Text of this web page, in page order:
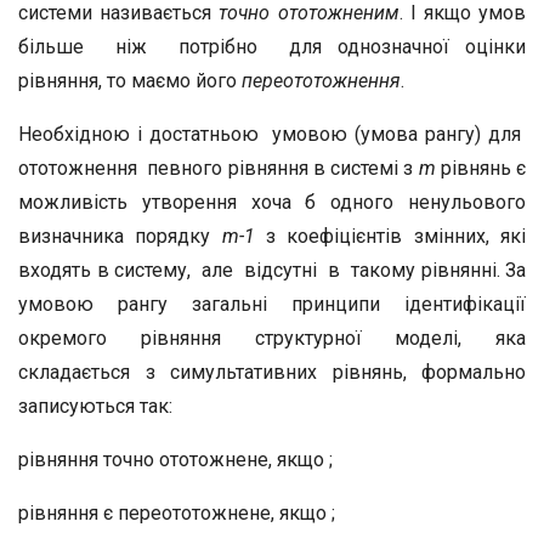
системи називаєтьсяточно ототожненим. І якщо умов
більше ніж потрібно для однозначної оцінки
рівняння, то маємо його переототожнення.
Необхідною і достатньою умовою (умова рангу) для
ототожнення певного рівняння в системі з m рівнянь є
можливість утворення хоча б одного ненульового
визначника порядку m-1 з коефіцієнтів змінних, які
входять в систему, але відсутні в такому рівнянні. За
умовою рангу загальні принципи ідентифікації
окремого рівняння структурної моделі, яка
складається з симультативних рівнянь, формально
записуються так:
рівняння точно ототожнене, якщо ;
рівняння є переототожнене, якщо ;